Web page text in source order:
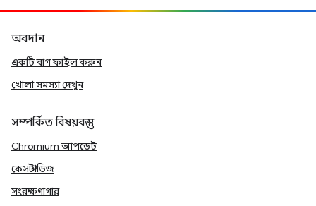
অবদান
একটি বাগ ফাইল করুন
খোলা সমস্যা দেখুন
সম্পর্কিত বিষয়বস্তু
Chromium আপডেট
কেস স্টাডিজ
সংরক্ষণাগার